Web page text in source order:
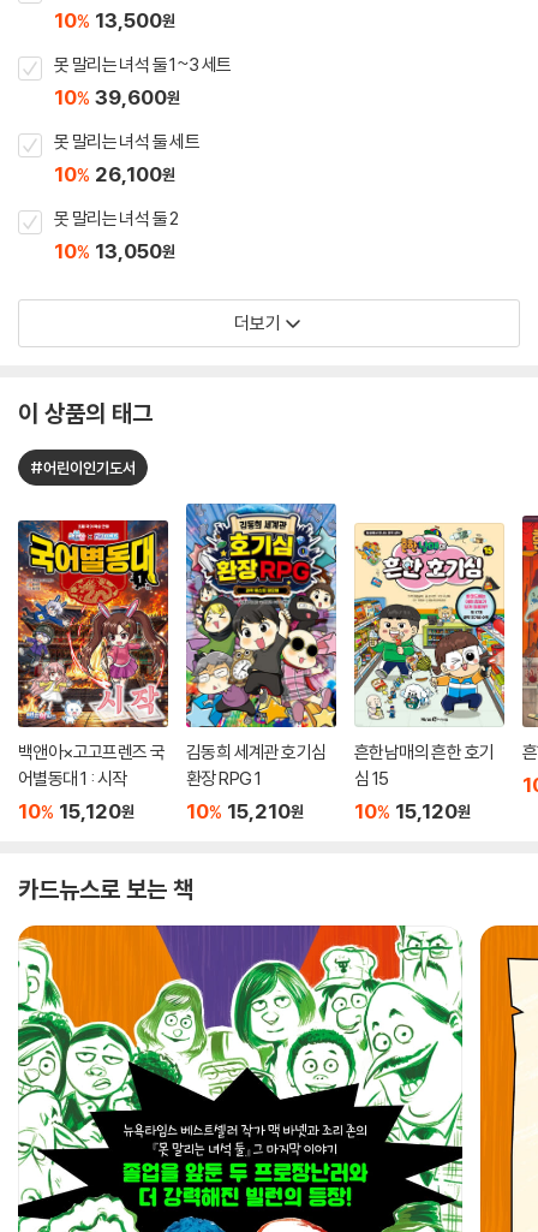
10% 13,500원
못 말리는 녀석 둘 1~3 세트
10% 39,600원
못 말리는 녀석 둘 세트
10% 26,100원
못 말리는 녀석 둘 2
10% 13,050원
더보기
이 상품의 태그
#어린이인기도서
백앤아×고고프렌즈 국
어별동대 1 : 시작
10% 15,120원
김동희 세계관 호기심
환장 RPG 1
10% 15,210원
흔한남매의 흔한 호기
심 15
10% 15,120원
카드뉴스로 보는 책